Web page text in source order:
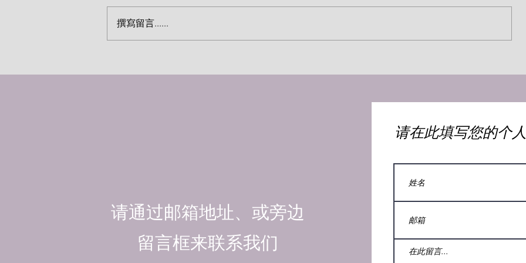
醒来吧！不要再沉睡（约瑟·阿雷
地狱的烈火等着你（约瑟·阿雷恩）
撰寫留言......
请通过邮箱地址、或旁边
留言框来联系我们
请在此填写您的个